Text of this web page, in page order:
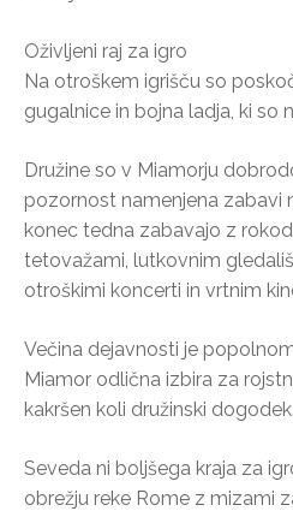
Oživljeni raj za igro
Na otroškem igrišču so
gugalnice in bojna ladja, ki so
Družine so v Miamorju
pozornost namenjena zabavi
konec tedna zabavajo z
tetovažami, lutkovnim
otroškimi koncerti in vrtnim
Večina dejavnosti je
Miamor odlična izbira za
kakršen koli družinski dogodek.
Seveda ni boljšega kraja za
obrežju reke Rome z mizami